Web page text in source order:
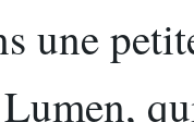
une